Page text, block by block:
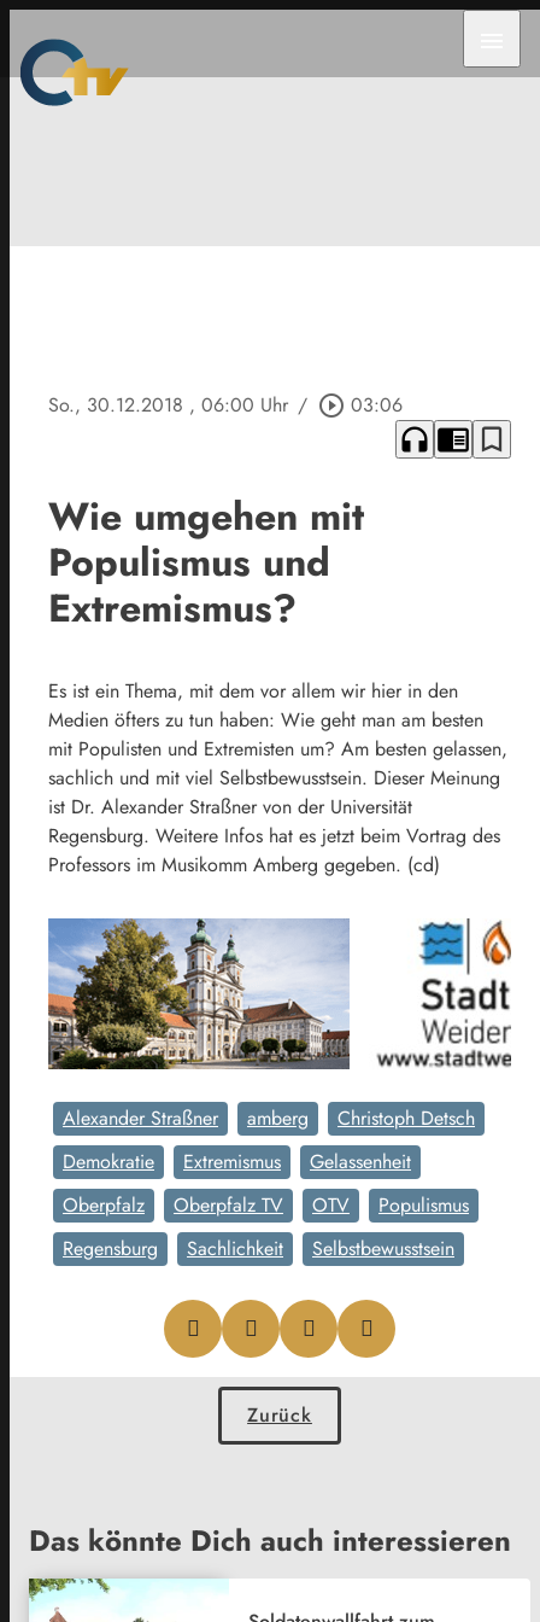
So., 30.12.2018 , 06:00 Uhr / play_circle_outline 03:06
headphones chrome_reader_mode bookmark_border
Wie umgehen mit
Populismus und
Extremismus?
Es ist ein Thema, mit dem vor allem wir hier in den
Medien öfters zu tun haben: Wie geht man am besten
mit Populisten und Extremisten um? Am besten gelassen,
sachlich und mit viel Selbstbewusstsein. Dieser Meinung
ist Dr. Alexander Straßner von der Universität
Regensburg. Weitere Infos hat es jetzt beim Vortrag des
Professors im Musikomm Amberg gegeben. (cd)
Alexander Straßner amberg
Christoph Detsch
Demokratie
Extremismus
Gelassenheit
Oberpfalz
Oberpfalz TV OTV
Populismus
Regensburg
Sachlichkeit Selbstbewusstsein
Zurück
Das könnte Dich auch interessieren